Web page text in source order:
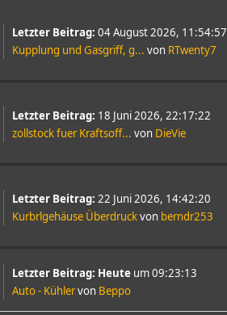
Letzter Beitrag: 04 August 2026, 11:54:57
Kupplung und Gasgriff, g... von RTwenty7
Letzter Beitrag: 18 Juni 2026, 22:17:22
zollstock fuer Kraftsoff... von DieVie
Letzter Beitrag: 22 Juni 2026, 14:42:20
Kurbrlgehäuse Überdruckvon berndr253
Letzter Beitrag: Heute um 09:23:13
Auto - Kühlervon Beppo